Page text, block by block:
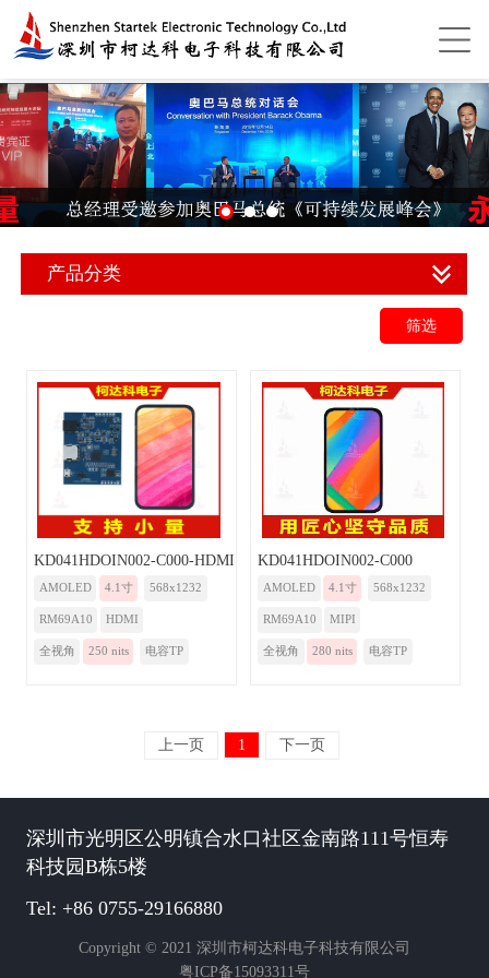
产品分类
筛选
KD041HDOIN002-C000-HDMI
AMOLED 4.1寸 568x1232
RM69A10 HDMI
全视角 250 nits 电容TP
KD041HDOIN002-C000
AMOLED 4.1寸 568x1232
RM69A10 MIPI
全视角 280 nits 电容TP
上一页 1 下一页
深圳市光明区公明镇合水口社区金南路111号恒寿
科技园B栋5楼
Tel: +86 0755-29166880
Copyright © 2021 深圳市柯达科电子科技有限公司
粤ICP备15093311号